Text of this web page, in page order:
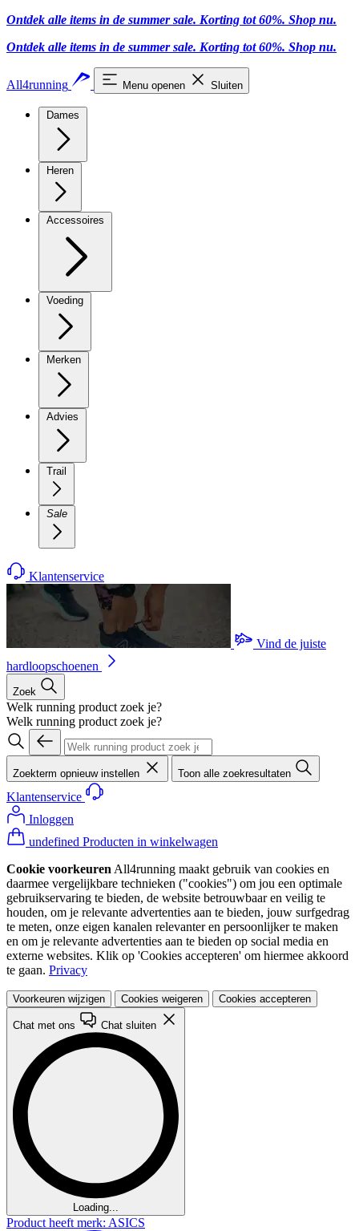
Ontdek alle items in de summer sale. Korting tot 60%. Shop nu.
Ontdek alle items in de summer sale. Korting tot 60%. Shop nu.
All4running Menu openen Sluiten
Dames
Heren
Accessoires
Voeding
Merken
Advies
Trail
Sale
Klantenservice
Vind de juiste
hardloopschoenen
Zoek
Welk running product zoek je?
Welk running product zoek je?
Zoekterm opnieuw instellen Toon alle zoekresultaten
Klantenservice
Inloggen
undefined Producten in winkelwagen
Cookie voorkeuren All4running maakt gebruik van cookies en
daarmee vergelijkbare technieken ("cookies") om jou een optimale
gebruikservaring te bieden, de website betrouwbaar en veilig te
houden, om je relevante advertenties aan te bieden, jouw surfgedrag
te meten, onze eigen kanalen relevanter en persoonlijker te maken
en om je relevante advertenties aan te bieden op social media en
externe websites. Klik op 'Cookies accepteren' om hiermee akkoord
te gaan. Privacy
Voorkeuren wijzigen Cookies weigeren Cookies accepteren
Chat met ons Chat sluiten
Loading...
Product heeft merk: ASICS